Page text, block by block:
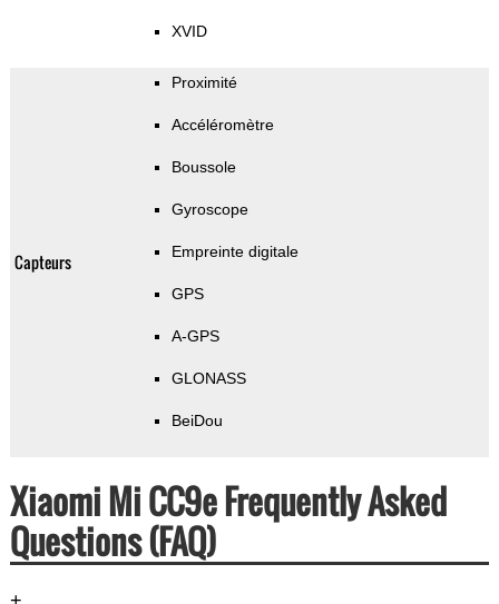
XVID
Capteurs
Proximité
Accéléromètre
Boussole
Gyroscope
Empreinte digitale
GPS
A-GPS
GLONASS
BeiDou
Xiaomi Mi CC9e Frequently Asked
Questions (FAQ)